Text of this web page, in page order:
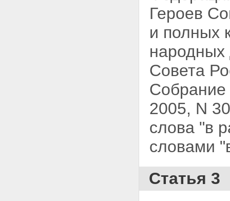
Героев
и полных
народных
Совета
Собрание
2005, N
слова "в
словами
Статья 3